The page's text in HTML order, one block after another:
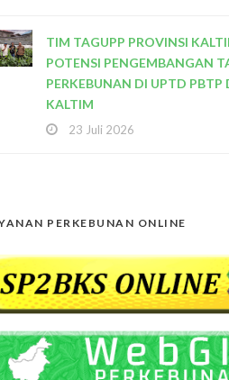
TIM TAGUPP PROVINSI
POTENSI PENGEMBANGAN
PERKEBUNAN DI UPTD PBTP
KALTIM
23 Juli 2026
PERKEBUNAN ONLINE